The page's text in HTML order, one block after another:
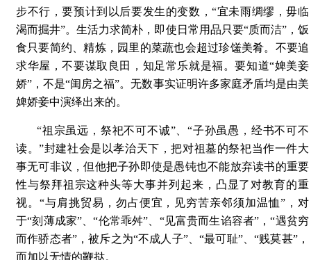
步不行，要预计到以后要发生的变数，“宜未雨绸缪，毋临
渴而掘井”。生活力求简朴，即使日常用品只要“质而洁”，饭
食只要简约、精炼，园里的菜蔬也会超过珍馐美肴。不要追
求华屋，不要谋取良田，知足常乐就是福。要知道“婢美妾
娇”，不是“闺房之福”。无数事实证明许多家庭矛盾均是由美
婢娇妾中演绎出来的。
“祖宗虽远，祭祀不可不诚”、“子孙虽愚，经书不可不
读。”封建社会是以孝治天下，把对祖墓的祭祀当作一件大
事无可非议，但他把子孙即使是愚钝也不能放弃读书的重要
性与祭拜祖宗这种头等大事并列起来，凸显了对教育的重
视。“与肩挑贸易，勿占便宜，见穷苦亲邻须加温恤”，对
于“刻薄成家”、“伦常乖舛”、“见富贵而生谄容者”，“遇贫穷
而作骄态者”，被斥之为“不成人子”、“最可耻”、“贱莫甚”，
而加以无情的鞭挞。